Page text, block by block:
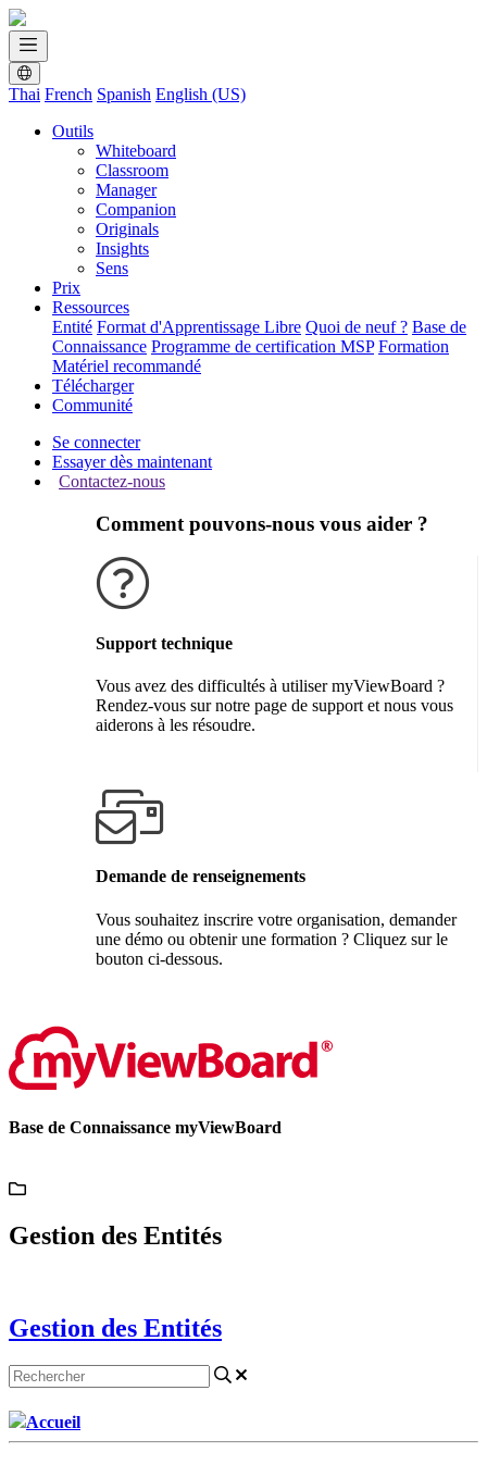
Thai French Spanish English (US)
Outils
Whiteboard
Classroom
Manager
Companion
Originals
Insights
Sens
Prix
Ressources
Entité Format d'Apprentissage Libre Quoi de neuf ? Base de
Connaissance Programme de certification MSP Formation
Matériel recommandé
Télécharger
Communité
Se connecter
Essayer dès maintenant
Contactez-nous
Comment pouvons-nous vous aider ?
Support technique
Vous avez des difficultés à utiliser myViewBoard ?
Rendez-vous sur notre page de support et nous vous
aiderons à les résoudre.
Demande de renseignements
Vous souhaitez inscrire votre organisation, demander
une démo ou obtenir une formation ? Cliquez sur le
bouton ci-dessous.
Base de Connaissance myViewBoard
Gestion des Entités
Gestion des Entités
Accueil